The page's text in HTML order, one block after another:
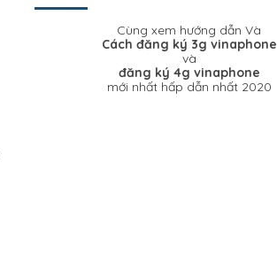
Cùng xem hướng dẫn Và
Cách đăng ký 3g vinaphone
và
đăng ký 4g vinaphone
mới nhất hấp dẫn nhất 2020